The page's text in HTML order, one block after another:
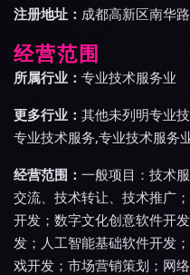
注册地址： 成都高新区南华
经营范围
所属行业： 专业技术服务业
更多行业： 其他未列明专业
专业技术服务,专业技术服务
经营范围： 一般项目：技术
交流、技术转让、技术推广
开发；数字文化创意软件开
发；人工智能基础软件开发
戏开发；市场营销策划；网